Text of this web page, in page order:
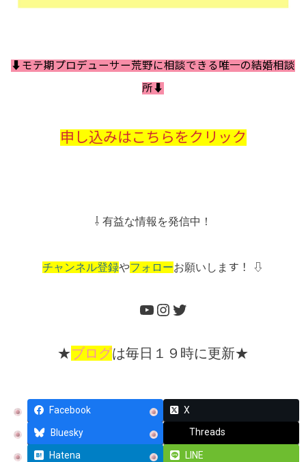
⬇️モテ期プロデューサー荒野に相談できる唯一の結婚相談
所⬇️
申し込みはこちらをクリック
⇩ 有益な情報を発信中！
チャンネル登録やフォローお願いしま す！ ⇩
★ブログは毎日１９時に更新★
Facebook X
Bluesky Threads
Hatena LINE